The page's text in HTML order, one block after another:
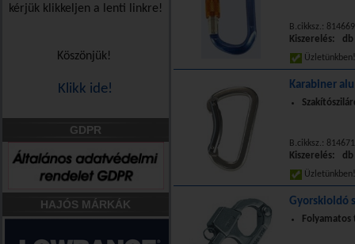
kérjük klikkeljen a lenti linkre!
Köszönjük!
Klikk ide!
GDPR
HAJÓS MÁRKÁK
B.cikksz.:
Kiszerelés: db
Karabiner
B.cikksz.:
Kiszerelés: db
Gyorskioldó